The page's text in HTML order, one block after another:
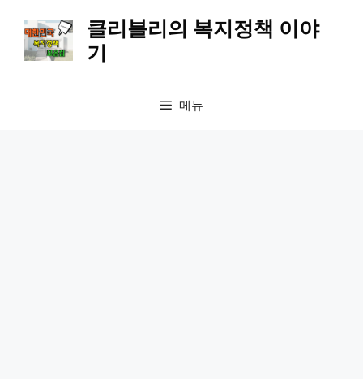
클리블리의 복지정책 이야
기
메뉴